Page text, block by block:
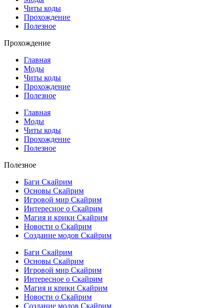
Читы коды
Прохождение
Полезное
Прохождение
Главная
Моды
Читы коды
Прохождение
Полезное
Главная
Моды
Читы коды
Прохождение
Полезное
Полезное
Баги Скайрим
Основы Скайрим
Игровой мир Скайрим
Интересное о Скайрим
Магия и крики Скайрим
Новости о Скайрим
Создание модов Скайрим
Баги Скайрим
Основы Скайрим
Игровой мир Скайрим
Интересное о Скайрим
Магия и крики Скайрим
Новости о Скайрим
Создание модов Скайрим